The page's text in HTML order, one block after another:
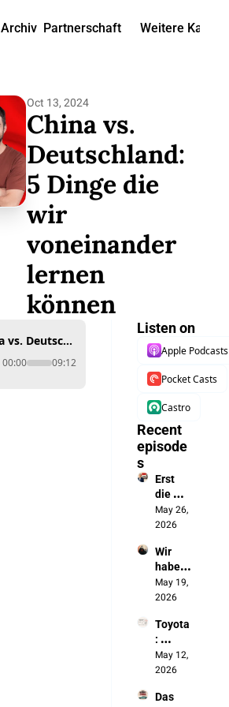
Archiv Partnerschaft Weitere Kanäle
Oct 13, 2024
China vs.
Deutschland:
5 Dinge die
wir
voneinander
lernen
können
China vs. Deutschland: 5 Dinge die wir voneinander lernen können
00:00 09:12
Listen on
Apple Podcasts
Pocket Casts
Castro
Recent
episode
s
Erst
die
Batteri
e, jetzt
autono
me
Fahren
May 26,
2026
Wir
haben
die
Chines
ausges
perrt.
Jetzt
bauen
unsere
May 19,
2026
Toyota
:
„Wenn
sich
ändert,
May 12,
2026
Das